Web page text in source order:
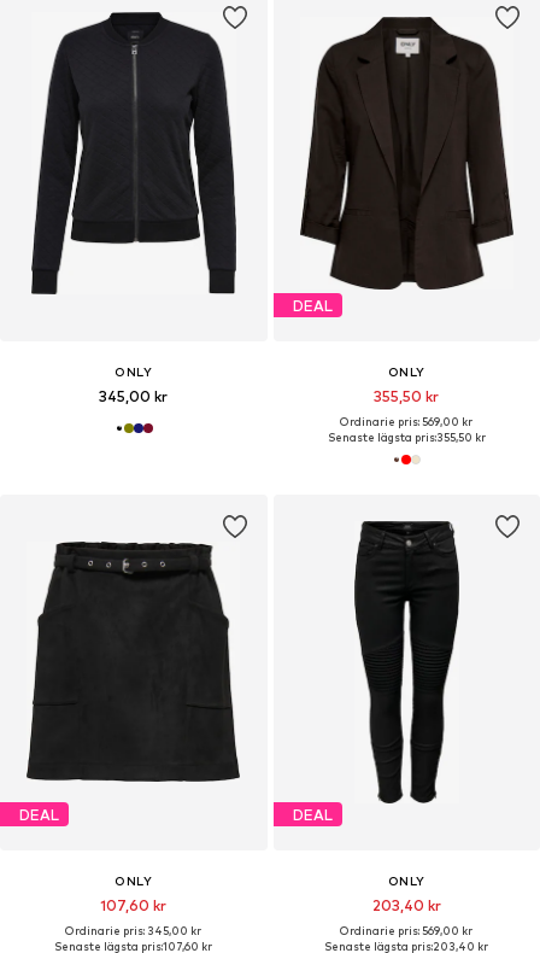
ONLY
345,00 kr
DEAL
ONLY
355,50 kr
Ordinarie pris: 569,00 kr
Senaste lägsta pris:355,50 kr
DEAL
ONLY
107,60 kr
Ordinarie pris: 345,00 kr
Senaste lägsta pris:107,60 kr
DEAL
ONLY
203,40 kr
Ordinarie pris: 569,00 kr
Senaste lägsta pris:203,40 kr